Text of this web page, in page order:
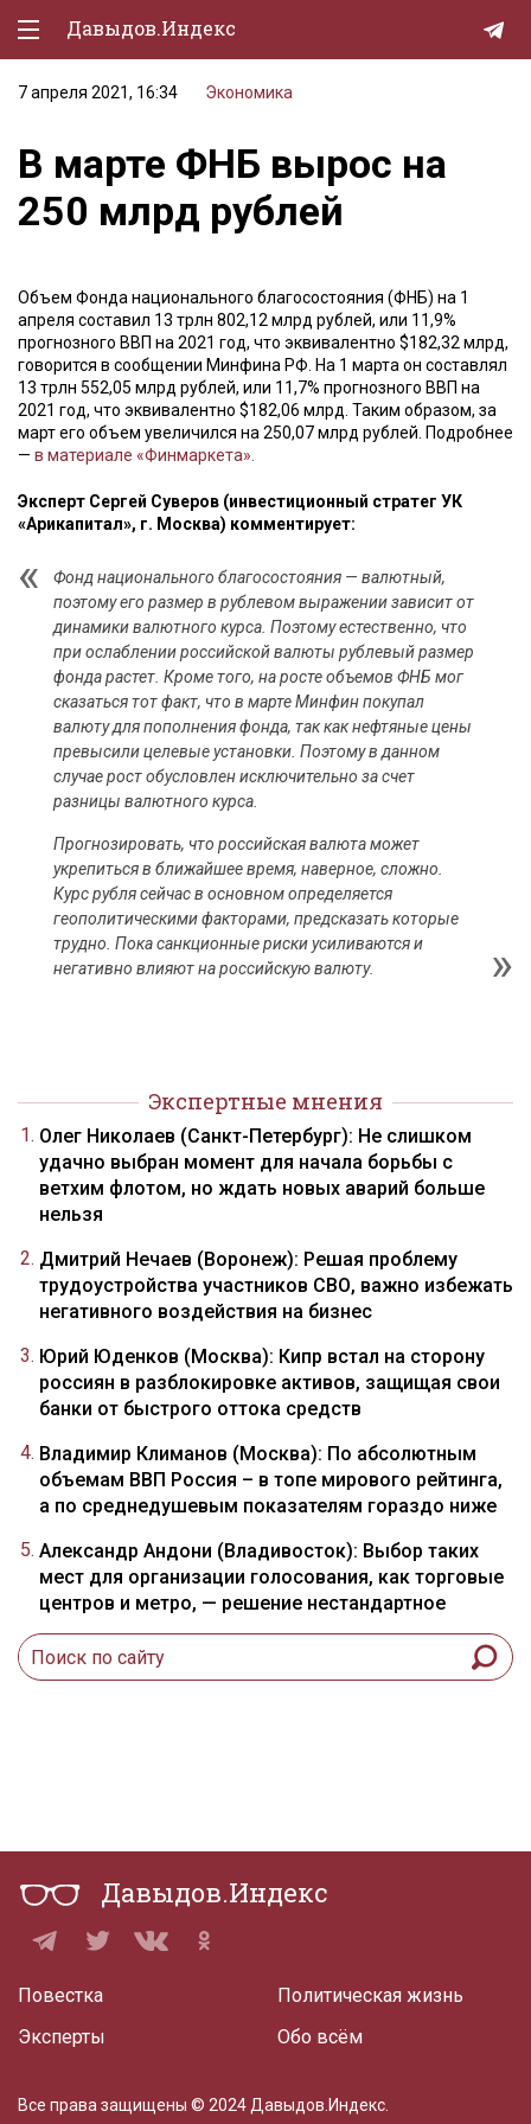
Давыдов.Индекс
Политическая жизнь
Экономика
Природа
Спорт
Культура
Lifestyle
Мурзилка
7 апреля 2021, 16:34 Экономика
В марте ФНБ вырос на
250 млрд рублей
Объем Фонда национального благосостояния (ФНБ) на 1
апреля составил 13 трлн 802,12 млрд рублей, или 11,9%
прогнозного ВВП на 2021 год, что эквивалентно $182,32 млрд,
говорится в сообщении Минфина РФ. На 1 марта он составлял
13 трлн 552,05 млрд рублей, или 11,7% прогнозного ВВП на
2021 год, что эквивалентно $182,06 млрд. Таким образом, за
март его объем увеличился на 250,07 млрд рублей. Подробнее
— в материале «Финмаркета».
Эксперт Сергей Суверов (инвестиционный стратег УК
«Арикапитал», г. Москва) комментирует:
Фонд национального благосостояния — валютный,
поэтому его размер в рублевом выражении зависит от
динамики валютного курса. Поэтому естественно, что
при ослаблении российской валюты рублевый размер
фонда растет. Кроме того, на росте объемов ФНБ мог
сказаться тот факт, что в марте Минфин покупал
валюту для пополнения фонда, так как нефтяные цены
превысили целевые установки. Поэтому в данном
случае рост обусловлен исключительно за счет
разницы валютного курса.
Прогнозировать, что российская валюта может
укрепиться в ближайшее время, наверное, сложно.
Курс рубля сейчас в основном определяется
геополитическими факторами, предсказать которые
трудно. Пока санкционные риски усиливаются и
негативно влияют на российскую валюту.
Экспертные мнения
Олег Николаев (Санкт-Петербург): Не слишком
удачно выбран момент для начала борьбы с
ветхим флотом, но ждать новых аварий больше
нельзя
Дмитрий Нечаев (Воронеж): Решая проблему
трудоустройства участников СВО, важно избежать
негативного воздействия на бизнес
Юрий Юденков (Москва): Кипр встал на сторону
россиян в разблокировке активов, защищая свои
банки от быстрого оттока средств
Владимир Климанов (Москва): По абсолютным
объемам ВВП Россия – в топе мирового рейтинга,
а по среднедушевым показателям гораздо ниже
Александр Андони (Владивосток): Выбор таких
мест для организации голосования, как торговые
центров и метро, — решение нестандартное
Давыдов.Индекс
Повестка
Эксперты
Политическая жизнь
Обо всём
Все права защищены © 2024 Давыдов.Индекс.